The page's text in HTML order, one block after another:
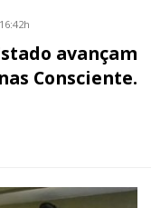
avançam
Consciente.